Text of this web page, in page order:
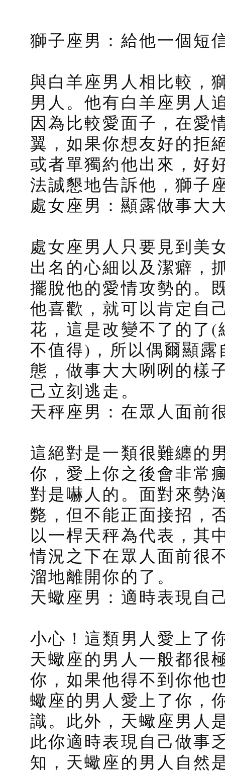
獅子座男：給他一個短
與白羊座男人相比較，
男人。他有白羊座男人
因為比較愛面子，在愛
翼，如果你想友好的拒
或者單獨約他出來，好
法誠懇地告訴他，獅子
處女座男：顯露做事大
處女座男人只要見到美
出名的心細以及潔癖，
擺脫他的愛情攻勢的。
他喜歡，就可以肯定自
花，這是改變不了的了
不值得)，所以偶爾顯
態，做事大大咧咧的樣
己立刻逃走。
天秤座男：在眾人面前
這絕對是一類很難纏的
你，愛上你之後會非常
對是嚇人的。面對來勢
斃，但不能正面接招，
以一桿天秤為代表，其
情況之下在眾人面前很
溜地離開你的了。
天蠍座男：適時表現自
小心！這類男人愛上了
天蠍座的男人一般都很
你，如果他得不到你他
蠍座的男人愛上了你，
識。此外，天蠍座男人
此你適時表現自己做事
知，天蠍座的男人自然